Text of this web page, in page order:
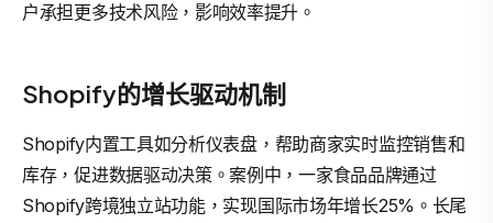
户承担更多技术风险，影响效率提升。
Shopify的增长驱动机制
Shopify内置工具如分析仪表盘，帮助商家实时监控销售和
库存，促进数据驱动决策。案例中，一家食品品牌通过
Shopify跨境独立站功能，实现国际市场年增长25%。长尾